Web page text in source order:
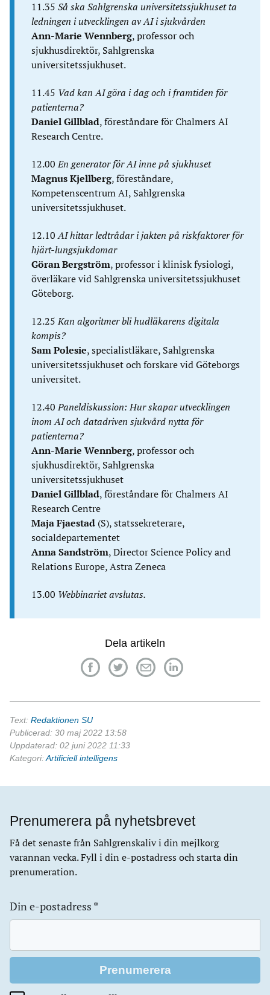
11.35 Så ska Sahlgrenska universitetssjukhuset ta
ledningen i utvecklingen av AI i sjukvården
Ann-Marie Wennberg, professor och
sjukhusdirektör, Sahlgrenska
universitetssjukhuset.
11.45 Vad kan AI göra i dag och i framtiden för
patienterna?
Daniel Gillblad, föreståndare för Chalmers AI
Research Centre.
12.00En generator för AI inne på sjukhuset
Magnus Kjellberg, föreståndare,
Kompetenscentrum AI, Sahlgrenska
universitetssjukhuset.
12.10AI hittar ledtrådar i jakten på riskfaktorer för
hjärt-lungsjukdomar
Göran Bergström, professor i klinisk fysiologi,
överläkare vid Sahlgrenska universitetssjukhuset
Göteborg.
12.25Kan algoritmer bli hudläkarens digitala
kompis?
Sam Polesie, specialistläkare, Sahlgrenska
universitetssjukhuset och forskare vid Göteborgs
universitet.
12.40Paneldiskussion: Hur skapar utvecklingen
inom AI och datadriven sjukvård nytta för
patienterna?
Ann-Marie Wennberg, professor och
sjukhusdirektör, Sahlgrenska
universitetssjukhuset
Daniel Gillblad, föreståndare för Chalmers AI
Research Centre
Maja Fjaestad (S), statssekreterare,
socialdepartementet
Anna Sandström, Director Science Policy and
Relations Europe, Astra Zeneca
13.00 Webbinariet avslutas.
Dela artikeln
Text: Redaktionen SU
Publicerad: 30 maj 2022 13:58
Uppdaterad: 02 juni 2022 11:33
Kategori: Artificiell intelligens
Prenumerera på nyhetsbrevet
Få det senaste från Sahlgrenskaliv i din mejlkorg
varannan vecka. Fyll i din e-postadress och starta din
prenumeration.
Din e-postadress *